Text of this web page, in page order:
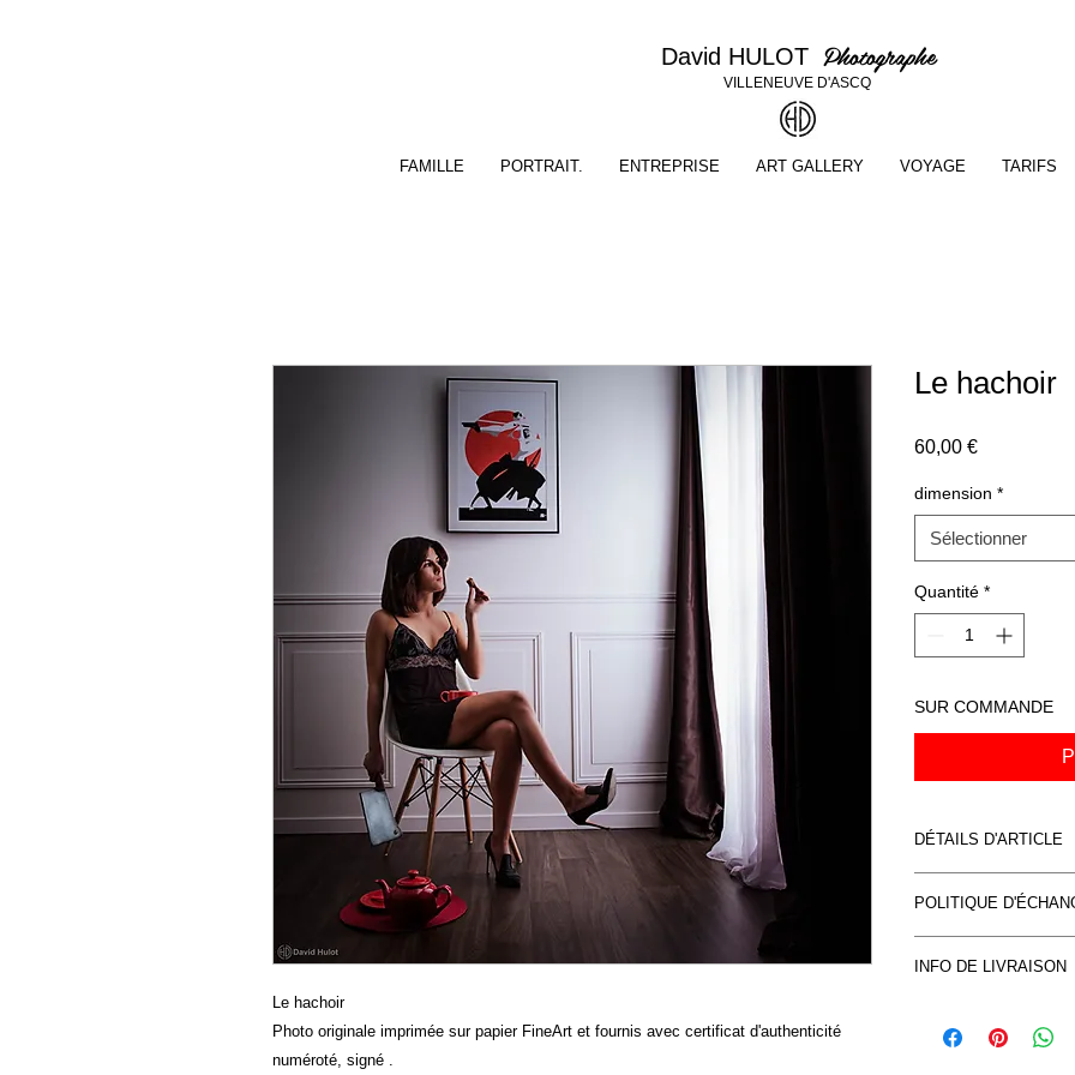
David HULOT Photographe
VILLENEUVE D'ASCQ
FAMILLE PORTRAIT. ENTREPRISE ART GALLERY VOYAGE TARIFS
Le hachoir
Photo originale imprimée sur papier FineArt et fournis avec certificat d'authenticité
numéroté, signé .
Le hachoir
60,00 €Prix
dimension *
Sélectionner
Quantité *
SUR COMMANDE
DÉTAILS D'ARTICLE
garanties 50 ans.
Tirage original
signée
POLITIQUE
INFO DE LIVRAISON